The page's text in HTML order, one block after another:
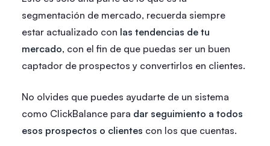
segmentación de mercado, recuerda siempre
estar actualizado con las tendencias de tu
mercado, con el fin de que puedas ser un buen
captador de prospectos y convertirlos en clientes.
No olvides que puedes ayudarte de un sistema
como ClickBalance para dar seguimiento a todos
esos prospectos o clientes con los que cuentas.